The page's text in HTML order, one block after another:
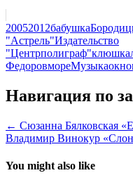
20052012бабушка
"Астрель"Издательство
"Центрполиграф"клюшка
ФедоровмореМузыкаокно
Навигация по
← Сюзанна Бялковская
Владимир Винокур
You might also like